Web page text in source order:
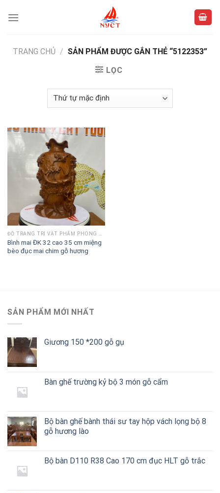
TRANG CHỦ / SẢN PHẨM ĐƯỢC GẮN THẺ “5122353”
LỌC
Bình mai ĐK 32 cao 35 cm miệng
bèo đục mai chim gỗ hương
SẢN PHẨM MỚI NHẤT
Giương 150 *200 gỗ gụ
Bàn ghế trường kỷ bộ 3 món gỗ cẩm
Bộ bàn ghế bành thái sư tay hộp vách lọng bộ 8
gỗ hương lào
Bộ bàn D110 R38 Cao 170 cm đục HLT gỗ trắc